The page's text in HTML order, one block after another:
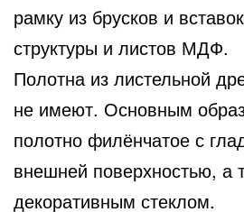
рамку из брусков и
структуры и листов МДФ.
Полотна из листельной
не имеют. Основным
полотно филёнчатое с
внешней поверхностью, а
декоративным стеклом.